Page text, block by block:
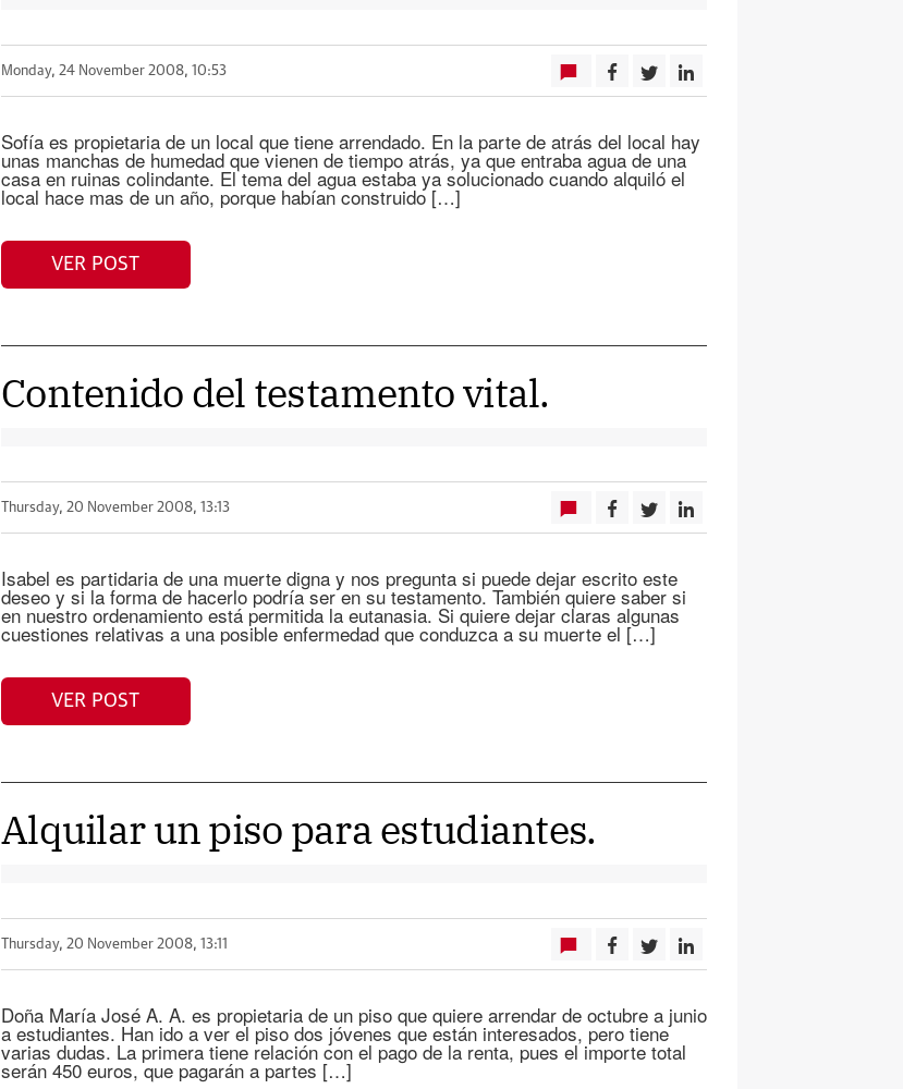
Monday, 24 November 2008, 10:53
Sofía es propietaria de un local que tiene arrendado. En la parte de atrás del local hay
unas manchas de humedad que vienen de tiempo atrás, ya que entraba agua de una
casa en ruinas colindante. El tema del agua estaba ya solucionado cuando alquiló el
local hace mas de un año, porque habían construido […]
VER POST
Contenido del testamento vital.
Thursday, 20 November 2008, 13:13
Isabel es partidaria de una muerte digna y nos pregunta si puede dejar escrito este
deseo y si la forma de hacerlo podría ser en su testamento. También quiere saber si
en nuestro ordenamiento está permitida la eutanasia. Si quiere dejar claras algunas
cuestiones relativas a una posible enfermedad que conduzca a su muerte el […]
VER POST
Alquilar un piso para estudiantes.
Thursday, 20 November 2008, 13:11
Doña María José A. A. es propietaria de un piso que quiere arrendar de octubre a junio
a estudiantes. Han ido a ver el piso dos jóvenes que están interesados, pero tiene
varias dudas. La primera tiene relación con el pago de la renta, pues el importe total
serán 450 euros, que pagarán a partes […]